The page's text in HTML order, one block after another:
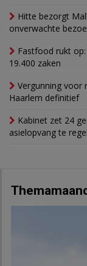
Hitte bezorgt
onverwachte
Fastfood rukt
19.400 zaken
Vergunning voor
Haarlem definitief
Kabinet zet 24
asielopvang te